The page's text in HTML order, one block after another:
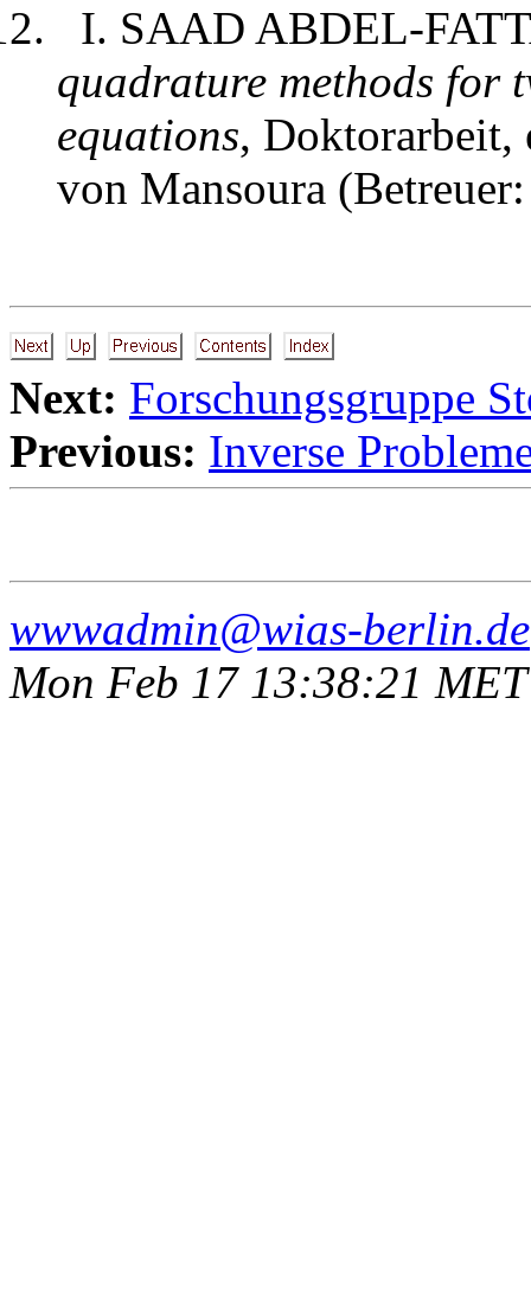
I. SAAD ABDEL-
quadrature methods for
equations, Doktorarbeit,
von Mansoura
Next: Forschungsgruppe
Previous: Inverse
wwwadmin@wias-berlin.de
Mon Feb 17 13:38:21